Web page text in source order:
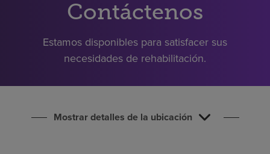
Pagar mi factura
Contáctenos
Estamos disponibles para satisfacer sus
necesidades de rehabilitación.
Mostrar detalles de la ubicación